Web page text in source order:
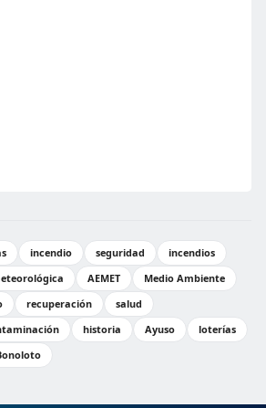
incendio seguridad
incendios
AEMET
Medio Ambiente
recuperación
salud
historia Ayuso
loterías